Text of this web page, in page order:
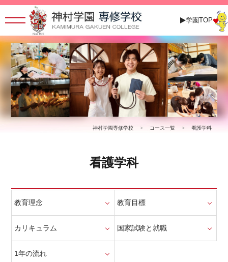
学園TOP
看護学科
神村学園専修学校 > コース一覧 > 看護学科
教育理念 教育目標
カリキュラム 国家試験と就職
1年の流れ